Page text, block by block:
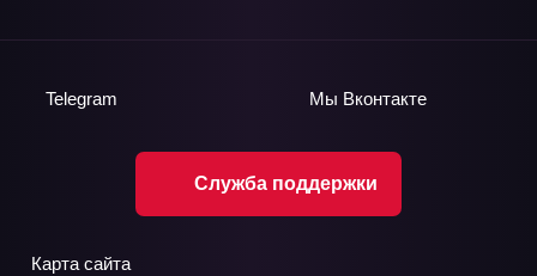
Служба поддержки
Telegram Мы Вконтакте
Карта сайта